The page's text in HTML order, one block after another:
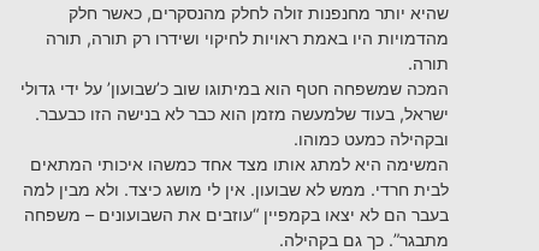
שהיא יותר מחנפנות זולה לחלק מהנסקרים, כאשר חלק
מהדמויות היו באמת ראויות לחיקוי ושידרו רק תורה, תורה
תורה.
המכה שמשפחה חטף הוא במיתוגו שוב כ’שבועון’ על ידי גדולי
ישראל, בעוד שלמעשה מזמן הוא כבר לא בנישה הזו כבעבר.
ובקהילה כמעט כמוהו.
המשימה היא למתג אותו מצד אחד כמשהו איכותי המתאים
לבית חרדי. ממש לא שבועון. אין לי מושג כיצד. ולא מבין למה
בעבר הם לא יצאו בקמפיין “עוזבים את השבועונים – משפחה
מתבגר”. כך גם בקהילה.